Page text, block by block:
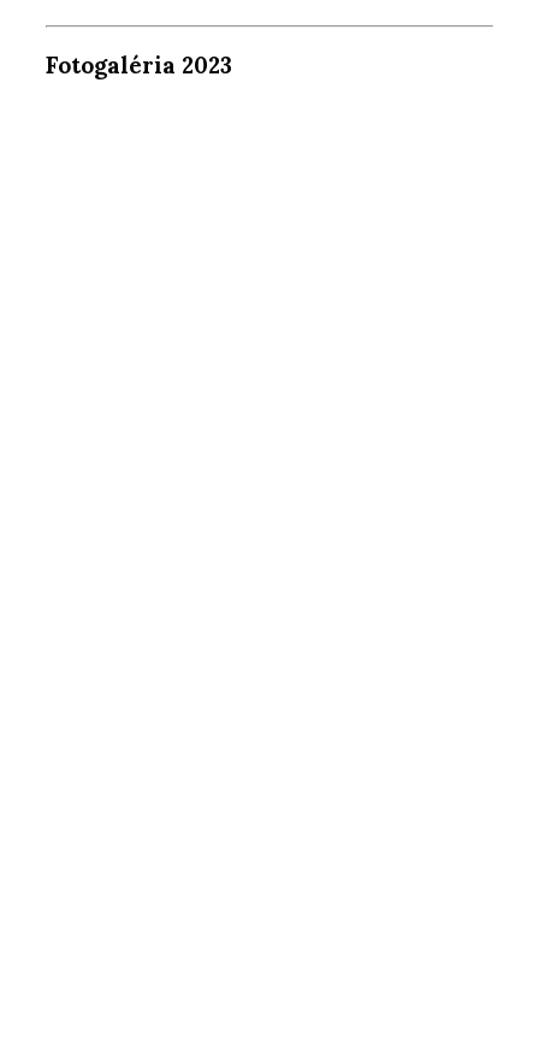
Fotogaléria 2023